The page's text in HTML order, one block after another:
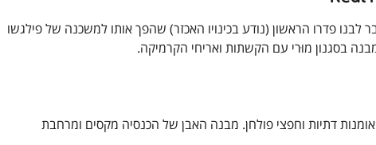
והגדול ביותר בעיר. הוא נבנה ב-1340 על ידי אלפונסו ה-11 והועבר לבנו פדרו הראשון (נודע בכינויו האכזר) שהפך אותו למשכנה של פילגשו
דתיות וחפצי פולחן. מבנה האבן של הכנסיה מקסים ומרחבת